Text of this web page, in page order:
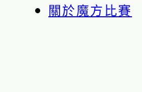
關於魔方比賽